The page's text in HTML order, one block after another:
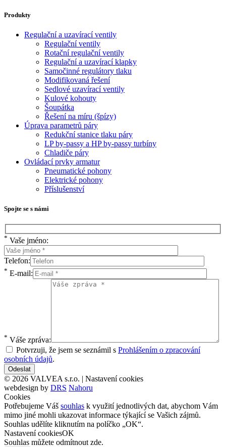
Produkty
Regulační a uzavírací ventily
Regulační ventily
Rotační regulační ventily
Regulační a uzavírací klapky
Samočinné regulátory tlaku
Modifikovaná řešení
Sedlové uzavírací ventily
Kulové kohouty
Šoupátka
Řešení na míru (špízy)
Úprava parametrů páry
Redukční stanice tlaku páry
LP by-passy a HP by-passy turbíny
Chladiče páry
Ovládací prvky armatur
Pneumatické pohony
Elektrické pohony
Příslušenství
Spojte se s námi
* Vaše jméno:
Telefon:
* E-mail:
* Váše zpráva:
Potvrzuji, že jsem se seznámil s Prohlášením o zpracování
osobních údajů.
© 2026 VALVEA s.r.o. | Nastavení cookies
webdesign by DRS Nahoru
Cookies
Potřebujeme Váš souhlas k využití jednotlivých dat, abychom Vám
mimo jiné mohli ukazovat informace týkající se Vašich zájmů.
Souhlas udělíte kliknutím na políčko „OK“.
Nastavení cookiesOK
Souhlas můžete odmítnout zde.